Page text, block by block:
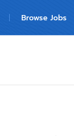
Browse Jobs